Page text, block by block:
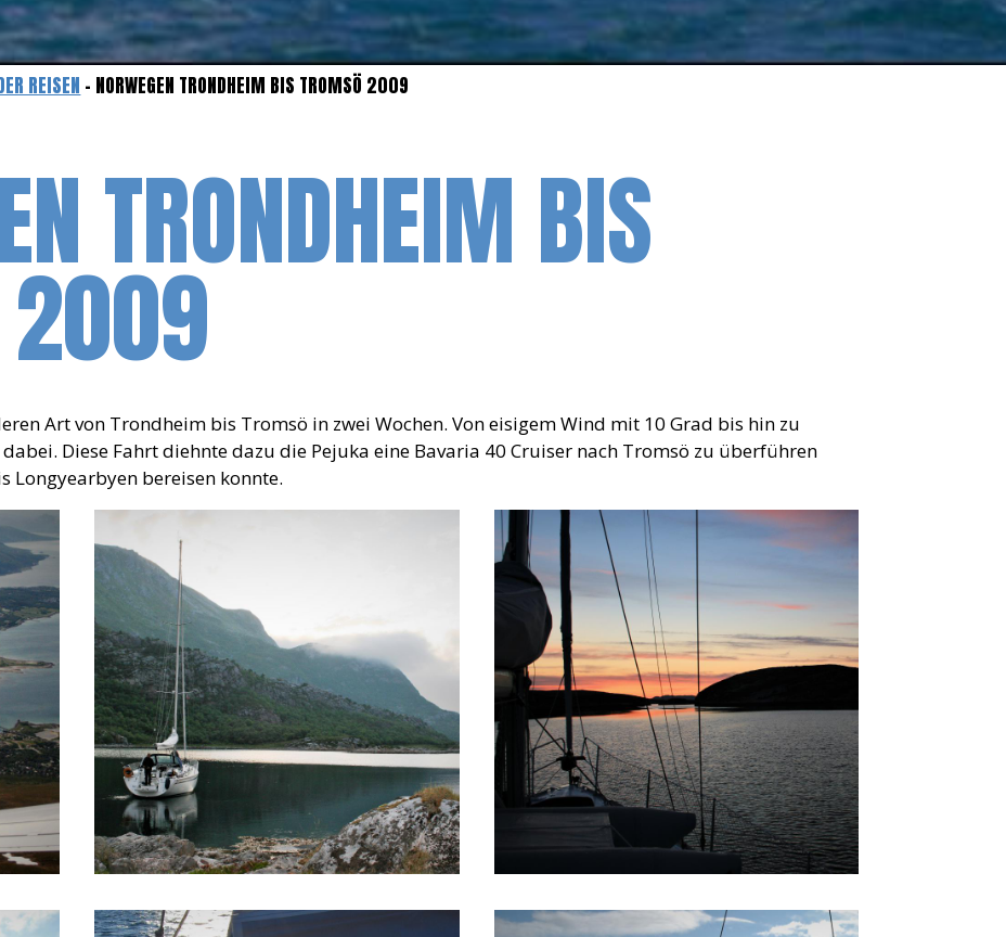
REISEN - NORWEGEN TRONDHEIM BIS TROMSÖ 2009
TRONDHEIM BIS
2009
Art von Trondheim bis Tromsö in zwei Wochen. Von eisigem Wind mit 10 Grad bis hin zu
Diese Fahrt diehnte dazu die Pejuka eine Bavaria 40 Cruiser nach Tromsö zu überführen
Longyearbyen bereisen konnte.